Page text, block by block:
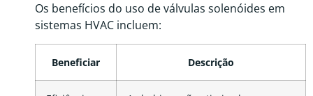
Os benefícios do uso de válvulas solenóides em
sistemas HVAC incluem:
Beneficiar Descrição